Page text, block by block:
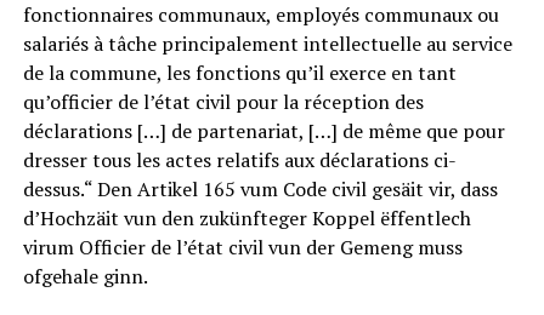
fonctionnaires communaux, employés communaux ou
salariés à tâche principalement intellectuelle au service
de la commune, les fonctions qu’il exerce en tant
qu’officier de l’état civil pour la réception des
déclarations […] de partenariat, […] de même que pour
dresser tous les actes relatifs aux déclarations ci-
dessus.“ Den Artikel 165 vum Code civil gesäit vir, dass
d’Hochzäit vun den zukünfteger Koppel ëffentlech
virum Officier de l’état civil vun der Gemeng muss
ofgehale ginn.